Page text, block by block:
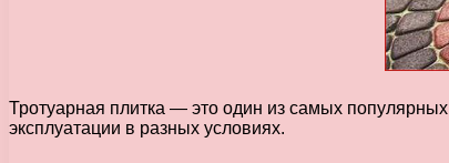
Тротуарная плитка — это один из самых
эксплуатации в разных условиях.